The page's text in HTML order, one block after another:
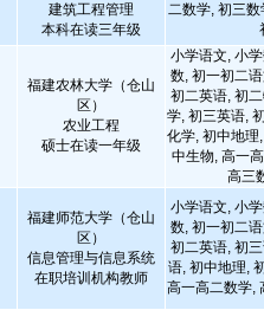
建筑工程管理
本科在读三年级
二数学, 初三
福建农林大学（仓山
区）
农业工程
硕士在读一年级
小学语文, 小
数, 初一初二
初二英语, 初
学, 初三英语,
化学, 初中地理
中生物, 高一
高三
福建师范大学（仓山
区）
信息管理与信息系统
在职培训机构教师
小学语文, 小
数, 初一初二
初二英语, 初
语, 初中地理,
高一高二数学,